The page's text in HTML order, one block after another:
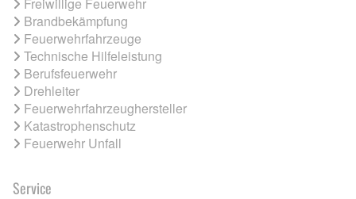
Brandbekämpfung
Feuerwehrfahrzeuge
Technische Hilfeleistung
Berufsfeuerwehr
Drehleiter
Feuerwehrfahrzeughersteller
Katastrophenschutz
Feuerwehr Unfall
Service